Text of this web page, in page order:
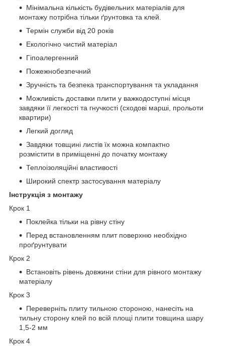
Мінімальна кількість будівельних матеріалів для
монтажу потрібна тільки ґрунтовка та клей.
Термін служби від 20 років
Екологічно чистий матеріал
Гіпоалергенний
Пожежнобезпечний
Зручність та безпека транспортування та укладання
Можливість доставки плити у важкодоступні місця
завдяки її легкості та гнучкості (сходові марші, прольоти
квартири)
Легкий догляд
Завдяки товщині листів їх можна компактно
розмістити в приміщенні до початку монтажу
Теплоізоляційні властивості
Широкий спектр застосування матеріалу
Інструкція з монтажу
Крок 1
Поклейка тільки на рівну стіну
Перед встановленням плит поверхню необхідно
проґрунтувати
Крок 2
Встановіть рівень довжини стіни для рівного монтажу
матеріалу
Крок 3
Переверніть плиту тильною стороною, нанесіть на
тильну сторону клей по всій площі плити товщина шару
1,5-2 мм
Крок 4